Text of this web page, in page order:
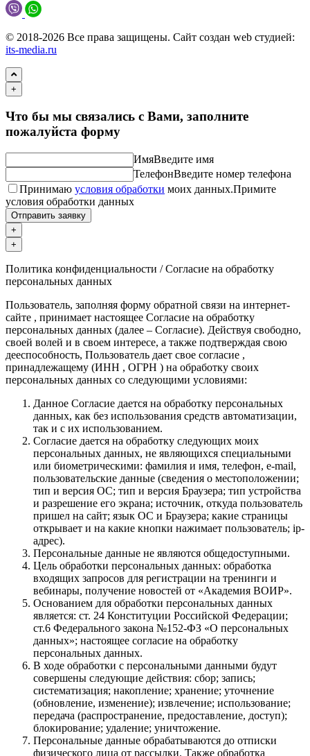
© 2018-2026 Все права защищены. Сайт создан web студией:
its-media.ru
+
Что бы мы связались с Вами, заполните
пожалуйста форму
ИмяВведите имя
ТелефонВведите номер телефона
Принимаю условия обработки моих данных.Примите
условия обработки данных
Отправить заявку
+
+
Политика конфиденциальности / Согласие на обработку
персональных данных
Пользователь, заполняя форму обратной связи на интернет-
сайте , принимает настоящее Согласие на обработку
персональных данных (далее – Согласие). Действуя свободно,
своей волей и в своем интересе, а также подтверждая свою
дееспособность, Пользователь дает свое согласие ,
принадлежащему (ИНН , ОГРН ) на обработку своих
персональных данных со следующими условиями:
Данное Согласие дается на обработку персональных
данных, как без использования средств автоматизации,
так и с их использованием.
Согласие дается на обработку следующих моих
персональных данных, не являющихся специальными
или биометрическими: фамилия и имя, телефон, e-mail,
пользовательские данные (сведения о местоположении;
тип и версия ОС; тип и версия Браузера; тип устройства
и разрешение его экрана; источник, откуда пользователь
пришел на сайт; язык ОС и Браузера; какие страницы
открывает и на какие кнопки нажимает пользователь; ip-
адрес).
Персональные данные не являются общедоступными.
Цель обработки персональных данных: обработка
входящих запросов для регистрации на тренинги и
вебинары, получение новостей от «Академия ВОИР».
Основанием для обработки персональных данных
является: ст. 24 Конституции Российской Федерации;
ст.6 Федерального закона №152-ФЗ «О персональных
данных»; настоящее согласие на обработку
персональных данных.
В ходе обработки с персональными данными будут
совершены следующие действия: сбор; запись;
систематизация; накопление; хранение; уточнение
(обновление, изменение); извлечение; использование;
передача (распространение, предоставление, доступ);
блокирование; удаление; уничтожение.
Персональные данные обрабатываются до отписки
физического лица от рассылки. Также обработка